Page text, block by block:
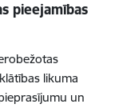
pieejamības
likuma
un